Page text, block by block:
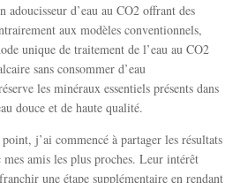
adoucisseur d’eau au CO2 offrant des
aux modèles conventionnels,
unique de traitement de l’eau au CO2
sans consommer d’eau
les minéraux essentiels présents dans
douce et de haute qualité.
j’ai commencé à partager les résultats
mes amis les plus proches. Leur intérêt
une étape supplémentaire en rendant